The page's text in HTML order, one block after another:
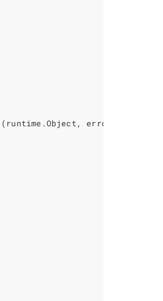
( runtime .Object , error